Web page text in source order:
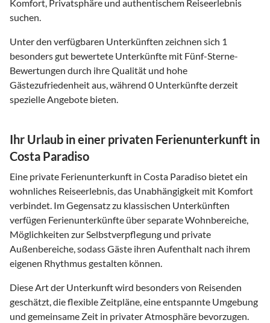
Komfort, Privatsphäre und authentischem Reiseerlebnis
suchen.
Unter den verfügbaren Unterkünften zeichnen sich 1
besonders gut bewertete Unterkünfte mit Fünf-Sterne-
Bewertungen durch ihre Qualität und hohe
Gästezufriedenheit aus, während 0 Unterkünfte derzeit
spezielle Angebote bieten.
Ihr Urlaub in einer privaten Ferienunterkunft in
Costa Paradiso
Eine private Ferienunterkunft in Costa Paradiso bietet ein
wohnliches Reiseerlebnis, das Unabhängigkeit mit Komfort
verbindet. Im Gegensatz zu klassischen Unterkünften
verfügen Ferienunterkünfte über separate Wohnbereiche,
Möglichkeiten zur Selbstverpflegung und private
Außenbereiche, sodass Gäste ihren Aufenthalt nach ihrem
eigenen Rhythmus gestalten können.
Diese Art der Unterkunft wird besonders von Reisenden
geschätzt, die flexible Zeitpläne, eine entspannte Umgebung
und gemeinsame Zeit in privater Atmosphäre bevorzugen.